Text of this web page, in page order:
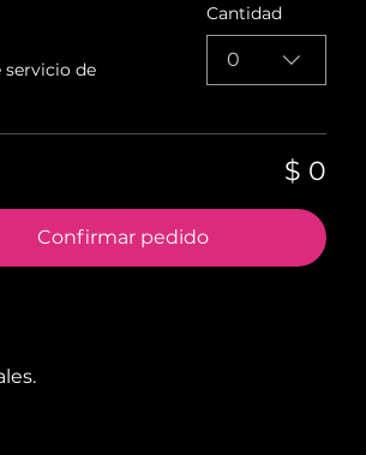
servicio de
Cantidad
0
$ 0
Confirmar pedido